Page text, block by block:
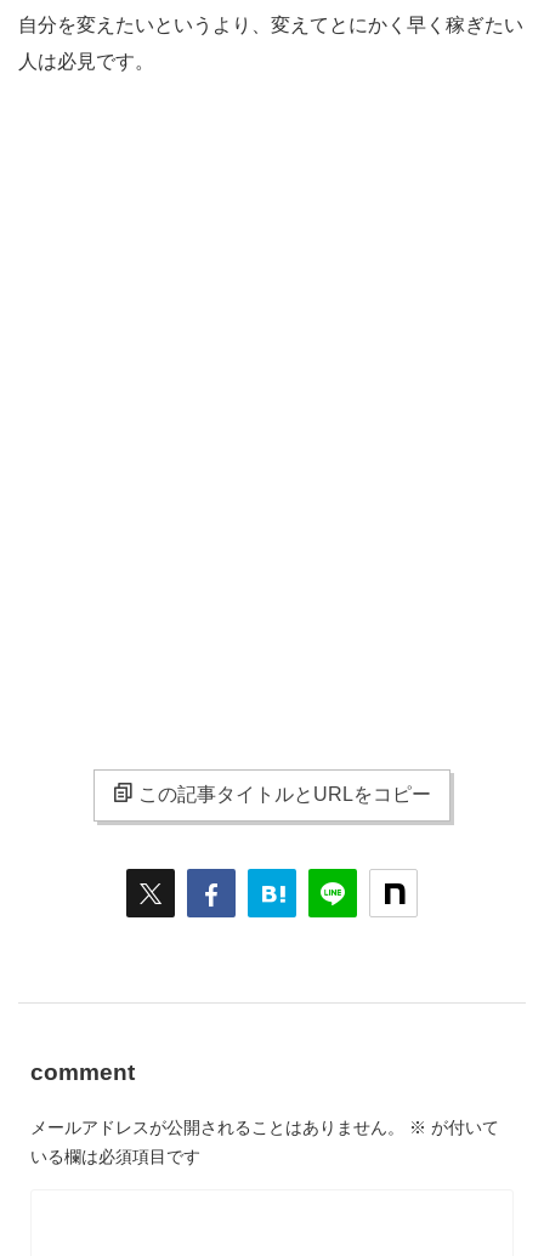
自分を変えたいというより、変えてとにかく早く稼ぎたい
人は必見です。
この記事タイトルとURLをコピー
comment
メールアドレスが公開されることはありません。 ※ が付いて
いる欄は必須項目です